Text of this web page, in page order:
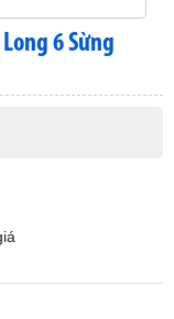
6 Sừng